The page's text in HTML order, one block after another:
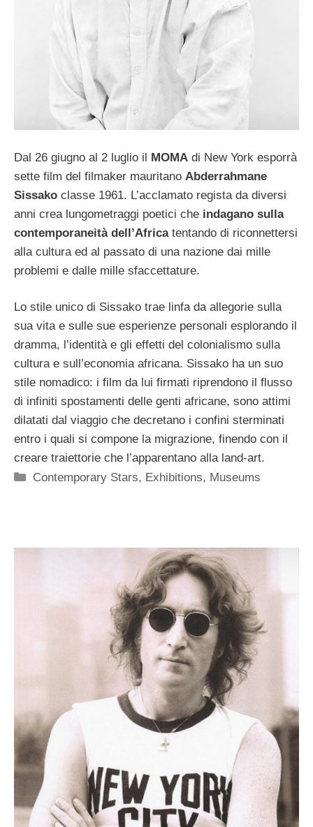
Dal 26 giugno al 2 luglio il MOMA di New York esporrà
sette film del filmaker mauritano Abderrahmane
Sissako classe 1961. L’acclamato regista da diversi
anni crea lungometraggi poetici che indagano sulla
contemporaneità dell’Africa tentando di riconnettersi
alla cultura ed al passato di una nazione dai mille
problemi e dalle mille sfaccettature.
Lo stile unico di Sissako trae linfa da allegorie sulla
sua vita e sulle sue esperienze personali esplorando il
dramma, l’identità e gli effetti del colonialismo sulla
cultura e sull’economia africana. Sissako ha un suo
stile nomadico: i film da lui firmati riprendono il flusso
di infiniti spostamenti delle genti africane, sono attimi
dilatati dal viaggio che decretano i confini sterminati
entro i quali si compone la migrazione, finendo con il
creare traiettorie che l’apparentano alla land-art.
Categorie
Contemporary Stars, Exhibitions, Museums